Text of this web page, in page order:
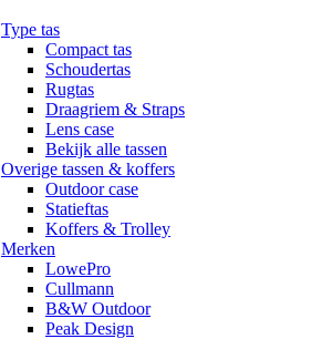
Type tas
Compact tas
Schoudertas
Rugtas
Draagriem & Straps
Lens case
Bekijk alle tassen
Overige tassen & koffers
Outdoor case
Statieftas
Koffers & Trolley
Merken
LowePro
Cullmann
B&W Outdoor
Peak Design